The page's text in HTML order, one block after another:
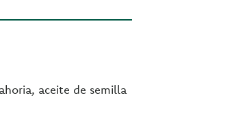
aceite de semilla